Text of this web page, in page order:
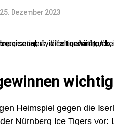
25. Dezember 2023
Heimspiel gegen die
Nürnberg Ice Tigers